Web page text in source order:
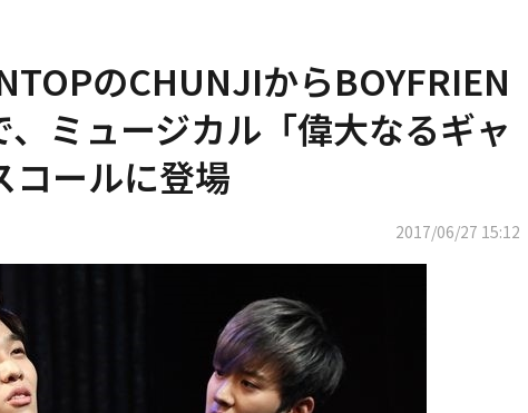
のCHUNJIからBOYFRIEN
ミュージカル「偉大なるギャ
コールに登場
2017/06/27 15:12